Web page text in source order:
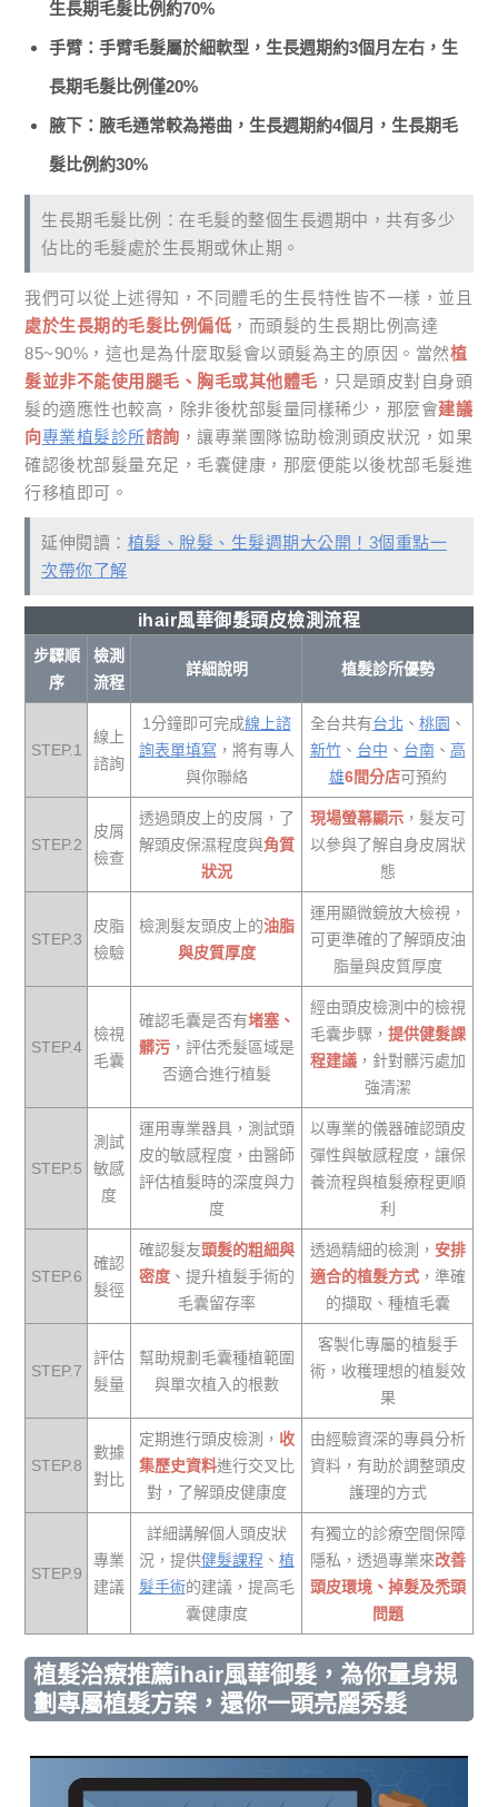
生長期毛髮比例約70%
手臂：手臂毛髮屬於細軟型，生長週期約3個月左右，生
長期毛髮比例僅20%
腋下：腋毛通常較為捲曲，生長週期約4個月，生長期毛
髮比例約30%
生長期毛髮比例：在毛髮的整個生長週期中，共有多少
佔比的毛髮處於生長期或休止期。
我們可以從上述得知，不同體毛的生長特性皆不一樣，並且
處於生長期的毛髮比例偏低 ，而頭髮的生長期比例高達
85~90%，這也是為什麼取髮會以頭髮為主的原因。當然植
髮並非不能使用腿毛、胸毛或其他體毛 ，只是頭皮對自身頭
髮的適應性也較高，除非後枕部髮量同樣稀少，那麼會建議
向專業植髮診所諮詢 ，讓專業團隊協助檢測頭皮狀況，如果
確認後枕部髮量充足，毛囊健康，那麼便能以後枕部毛髮進
行移植即可。
延伸閱讀： 植髮、脫髮、生髮週期大公開！3個重點一
次帶你了解
ihair風華御髮頭皮檢測流程
步驟順
序
檢測
流程
詳細說明 植髮診所優勢
STEP.1
線上
諮詢
1分鐘即可完成線上諮
詢表單填寫 ，將有專人
與你聯絡
全台共有台北 、 桃園 、
新竹、 台中 、 台南、 高
雄6間分店可預約
STEP.2
皮屑
檢查
透過頭皮上的皮屑，了
解頭皮保濕程度與角質
狀況
現場螢幕顯示，髮友可
以參與了解自身皮屑狀
態
STEP.3
皮脂
檢驗
檢測髮友頭皮上的油脂
與皮質厚度
運用顯微鏡放大檢視，
可更準確的了解頭皮油
脂量與皮質厚度
STEP.4
檢視
毛囊
確認毛囊是否有堵塞、
髒污，評估禿髮區域是
否適合進行植髮
經由頭皮檢測中的檢視
毛囊步驟， 提供健髮課
程建議，針對髒污處加
強清潔
STEP.5
測試
敏感
度
運用專業器具，測試頭
皮的敏感程度，由醫師
評估植髮時的深度與力
度
以專業的儀器確認頭皮
彈性與敏感程度，讓保
養流程與植髮療程更順
利
STEP.6
確認
髮徑
確認髮友頭髮的粗細與
密度、提升植髮手術的
毛囊留存率
透過精細的檢測， 安排
適合的植髮方式，準確
的擷取、種植毛囊
STEP.7
評估
髮量
幫助規劃毛囊種植範圍
與單次植入的根數
客製化專屬的植髮手
術，收穫理想的植髮效
果
STEP.8
數據
對比
定期進行頭皮檢測， 收
集歷史資料進行交叉比
對，了解頭皮健康度
由經驗資深的專員分析
資料，有助於調整頭皮
護理的方式
STEP.9
專業
建議
詳細講解個人頭皮狀
況，提供健髮課程 、 植
髮手術的建議，提高毛
囊健康度
有獨立的診療空間保障
隱私，透過專業來改善
頭皮環境、掉髮及禿頭
問題
植髮治療推薦ihair風華御髮，為你量身規
劃專屬植髮方案，還你一頭亮麗秀髮